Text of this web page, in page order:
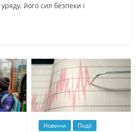
його сил безпеки і
Новини Події